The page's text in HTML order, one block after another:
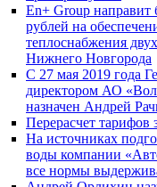
En+ Group направит
рублей на
теплоснабжения
Нижнего Новгорода
С 27 мая 2019 года
директором АО
назначен Андрей
Перерасчет тарифов
На источниках
воды компании
все нормы